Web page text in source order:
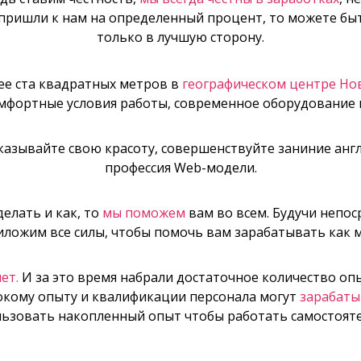
к нам на определенный процент, то можете
только в лучшую сторону.
ста квадратных метров в географическом центре
условия работы, современное
свою красоту, совершенствуйте заниние
профессия Web-модели.
и как, то мы поможем вам во всем. Будучи
все силы, чтобы помочь вам зарабатывать как
И за это время набрали достаточное количество
опыту и квалификации персонала могут
накопленный опыт чтобы работать